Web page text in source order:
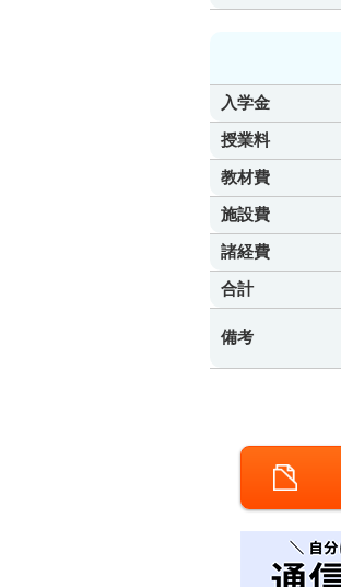
入学金
授業料
教材費
施設費
諸経費
合計
備考